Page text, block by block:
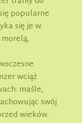
popularne
się je w
wciąż
maśle,
swój
wieków.